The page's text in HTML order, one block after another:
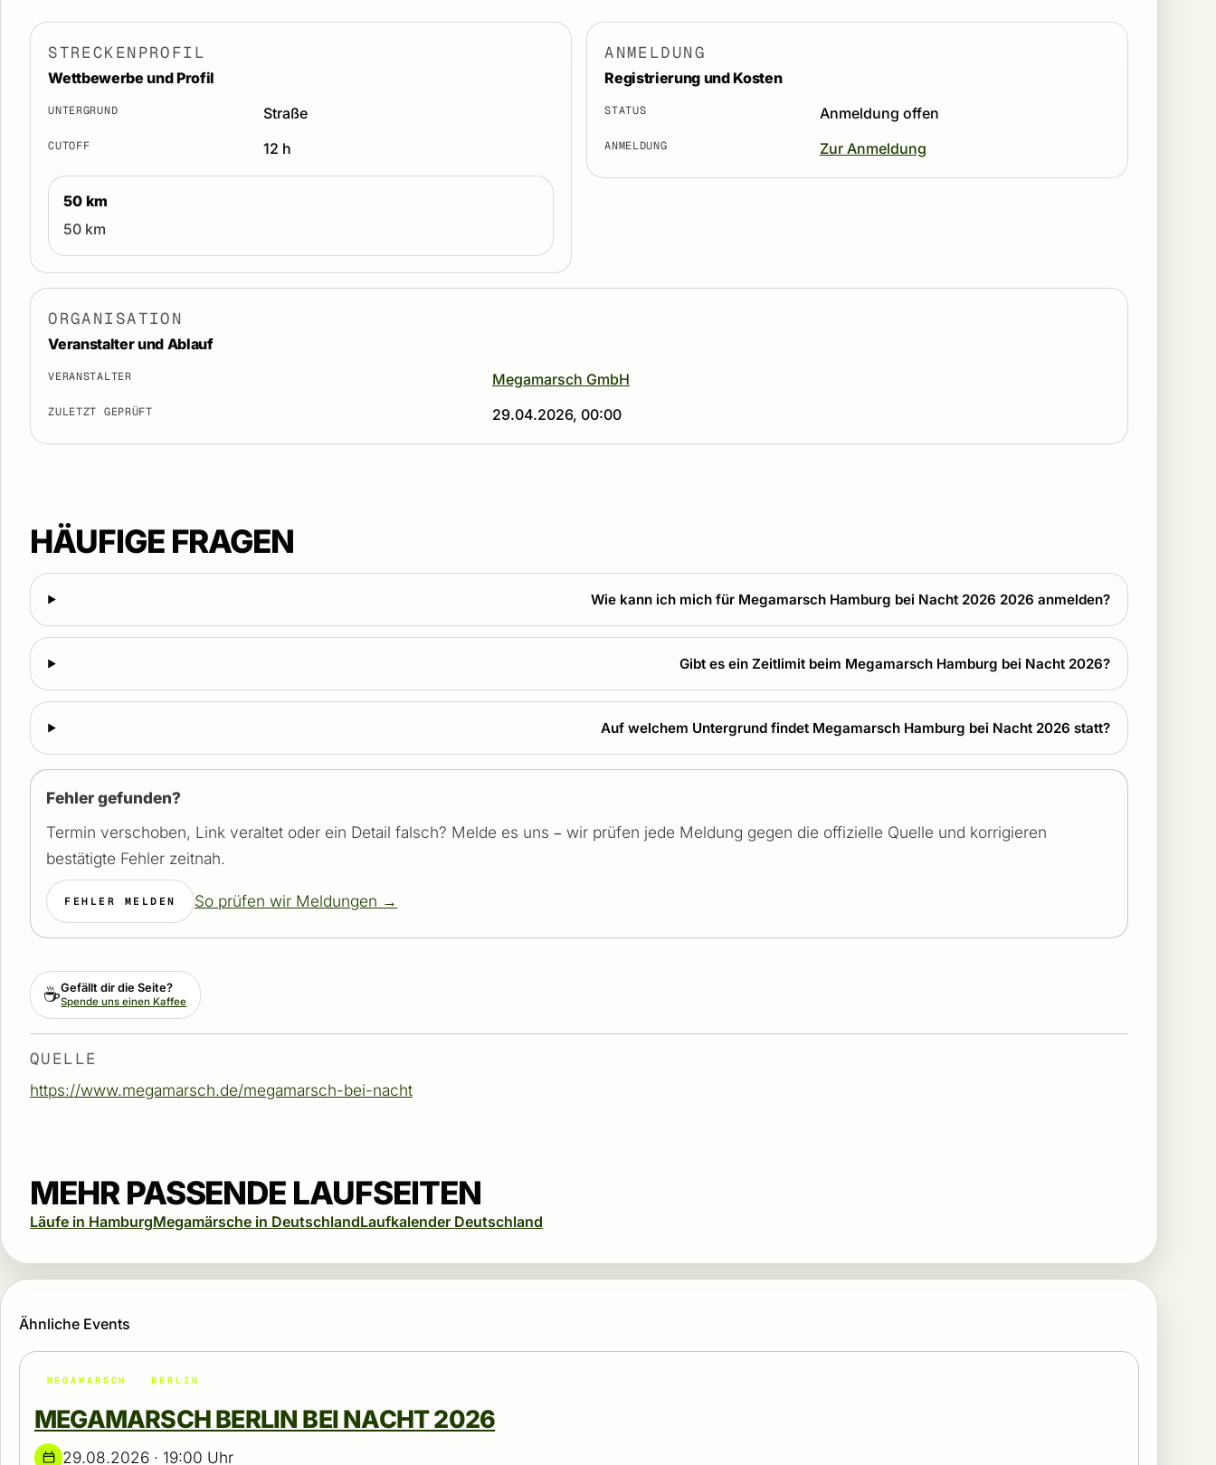
STRECKENPROFIL
Wettbewerbe und Profil
UNTERGRUND Straße
CUTOFF 12 h
50 km
50 km
ANMELDUNG
Registrierung und Kosten
STATUS Anmeldung offen
ANMELDUNG Zur Anmeldung
ORGANISATION
Veranstalter und Ablauf
VERANSTALTER Megamarsch GmbH
ZULETZT GEPRÜFT 29.04.2026, 00:00
HÄUFIGE FRAGEN
Wie kann ich mich für Megamarsch Hamburg bei Nacht 2026 2026 anmelden?
Gibt es ein Zeitlimit beim Megamarsch Hamburg bei Nacht 2026?
Auf welchem Untergrund findet Megamarsch Hamburg bei Nacht 2026 statt?
Fehler gefunden?
Termin verschoben, Link veraltet oder ein Detail falsch? Melde es uns – wir prüfen jede Meldung gegen die offizielle Quelle und korrigieren
bestätigte Fehler zeitnah.
FEHLER MELDEN So prüfen wir Meldungen →
☕Gefällt dir die Seite?
Spende uns einen Kaffee
QUELLE
https://www.megamarsch.de/megamarsch-bei-nacht
MEHR PASSENDE LAUFSEITEN
Läufe in HamburgMegamärsche in DeutschlandLaufkalender Deutschland
Ähnliche Events
MEGAMARSCH BERLIN
MEGAMARSCH BERLIN BEI NACHT 2026
29.08.2026 · 19:00 Uhr